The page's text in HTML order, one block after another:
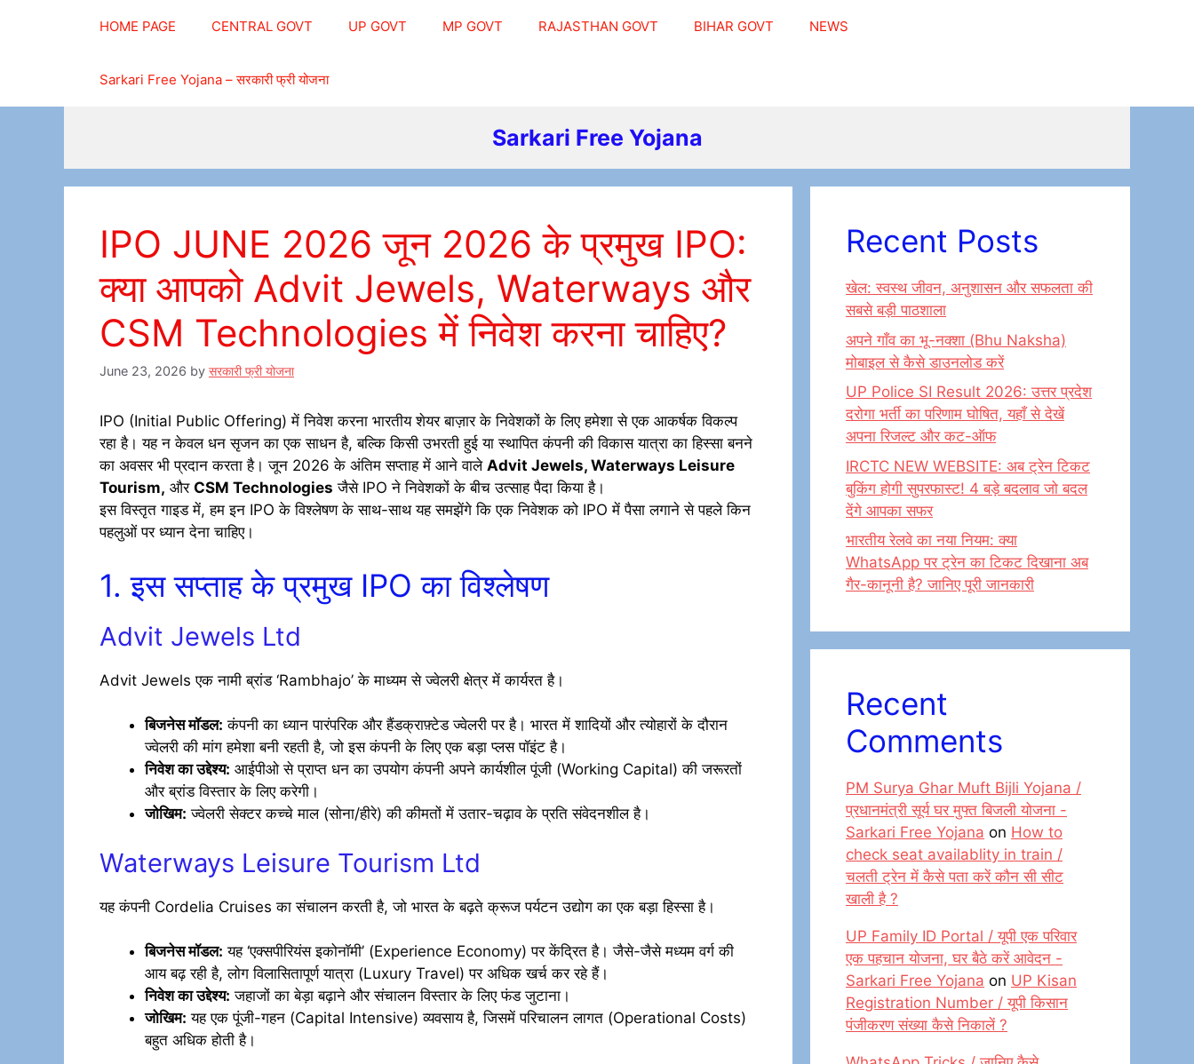
HOME PAGE CENTRAL GOVT UP GOVT MP GOVT RAJASTHAN GOVT BIHAR GOVT NEWS
Sarkari Free Yojana – सरकारी फ्री योजना
Sarkari Free Yojana
IPO JUNE 2026 जून 2026 के प्रमुख IPO:
क्या आपको Advit Jewels, Waterways और
CSM Technologies में निवेश करना चाहिए?
June 23, 2026 by सरकारी फ्री योजना
IPO (Initial Public Offering) में निवेश करना भारतीय शेयर बाज़ार के निवेशकों के लिए हमेशा से एक आकर्षक विकल्प
रहा है। यह न केवल धन सृजन का एक साधन है, बल्कि किसी उभरती हुई या स्थापित कंपनी की विकास यात्रा का हिस्सा बनने
का अवसर भी प्रदान करता है। जून 2026 के अंतिम सप्ताह में आने वाले Advit Jewels, Waterways Leisure
Tourism, और CSM Technologies जैसे IPO ने निवेशकों के बीच उत्साह पैदा किया है।
इस विस्तृत गाइड में, हम इन IPO के विश्लेषण के साथ-साथ यह समझेंगे कि एक निवेशक को IPO में पैसा लगाने से पहले किन
पहलुओं पर ध्यान देना चाहिए।
1. इस सप्ताह के प्रमुख IPO का विश्लेषण
Advit Jewels Ltd
Advit Jewels एक नामी ब्रांड ‘Rambhajo’ के माध्यम से ज्वेलरी क्षेत्र में कार्यरत है।
बिजनेस मॉडल: कंपनी का ध्यान पारंपरिक और हैंडक्राफ़्टेड ज्वेलरी पर है। भारत में शादियों और त्योहारों के दौरान
ज्वेलरी की मांग हमेशा बनी रहती है, जो इस कंपनी के लिए एक बड़ा प्लस पॉइंट है।
निवेश का उद्देश्य: आईपीओ से प्राप्त धन का उपयोग कंपनी अपने कार्यशील पूंजी (Working Capital) की जरूरतों
और ब्रांड विस्तार के लिए करेगी।
जोखिम: ज्वेलरी सेक्टर कच्चे माल (सोना/हीरे) की कीमतों में उतार-चढ़ाव के प्रति संवेदनशील है।
Waterways Leisure Tourism Ltd
यह कंपनी Cordelia Cruises का संचालन करती है, जो भारत के बढ़ते क्रूज पर्यटन उद्योग का एक बड़ा हिस्सा है।
बिजनेस मॉडल: यह ‘एक्सपीरियंस इकोनॉमी’ (Experience Economy) पर केंद्रित है। जैसे-जैसे मध्यम वर्ग की
आय बढ़ रही है, लोग विलासितापूर्ण यात्रा (Luxury Travel) पर अधिक खर्च कर रहे हैं।
निवेश का उद्देश्य: जहाजों का बेड़ा बढ़ाने और संचालन विस्तार के लिए फंड जुटाना।
जोखिम: यह एक पूंजी-गहन (Capital Intensive) व्यवसाय है, जिसमें परिचालन लागत (Operational Costs)
बहुत अधिक होती है।
Recent Posts
खेल: स्वस्थ जीवन, अनुशासन और सफलता की
सबसे बड़ी पाठशाला
अपने गाँव का भू-नक्शा (Bhu Naksha)
मोबाइल से कैसे डाउनलोड करें
UP Police SI Result 2026: उत्तर प्रदेश
दरोगा भर्ती का परिणाम घोषित, यहाँ से देखें
अपना रिजल्ट और कट-ऑफ
IRCTC NEW WEBSITE: अब ट्रेन टिकट
बुकिंग होगी सुपरफास्ट! 4 बड़े बदलाव जो बदल
देंगे आपका सफर
भारतीय रेलवे का नया नियम: क्या
WhatsApp पर ट्रेन का टिकट दिखाना अब
गैर-कानूनी है? जानिए पूरी जानकारी
Recent
Comments
PM Surya Ghar Muft Bijli Yojana /
प्रधानमंत्री सूर्य घर मुफ्त बिजली योजना -
Sarkari Free Yojana on How to
check seat availablity in train /
चलती ट्रेन में कैसे पता करें कौन सी सीट
खाली है ?
UP Family ID Portal / यूपी एक परिवार
एक पहचान योजना, घर बैठे करें आवेदन -
Sarkari Free Yojana on UP Kisan
Registration Number / यूपी किसान
पंजीकरण संख्या कैसे निकालें ?